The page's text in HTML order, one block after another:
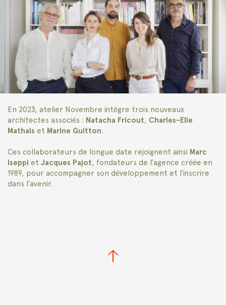
En 2023, atelier Novembre intègre trois nouveaux
architectes associés : Natacha Fricout, Charles-Elie
Mathais et Marine Guitton.
Ces collaborateurs de longue date rejoignent ainsi Marc
Iseppi et Jacques Pajot, fondateurs de l’agence créée en
1989, pour accompagner son développement et l’inscrire
dans l’avenir.